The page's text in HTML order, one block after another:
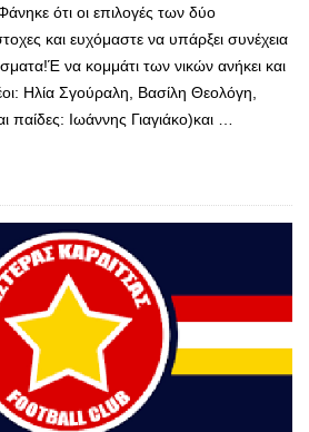
ότι οι επιλογές των δύο
και ευχόμαστε να υπάρξει συνέχεια
να κομμάτι των νικών ανήκει και
Ηλία Σγούραλη, Βασίλη Θεολόγη,
Ιωάννης Γιαγιάκο)και …